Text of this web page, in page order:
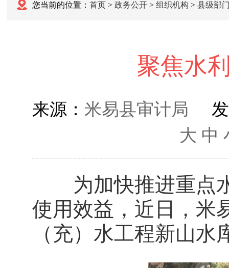
您当前的位置： 首页 > 政务公开 > 组织机构 > 县级部
聚焦水
来源： 米易县审计局 发
大 中
为加快推进重点水
使用效益，近日，米
（充）水工程新山